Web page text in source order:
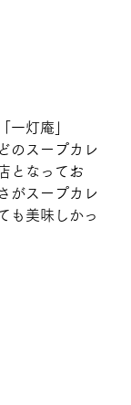
一灯庵」
のスープカレ
となってお
がスープカレ
も美味しかっ